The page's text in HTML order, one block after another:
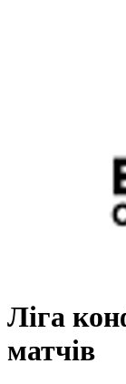
Ліга
матчів